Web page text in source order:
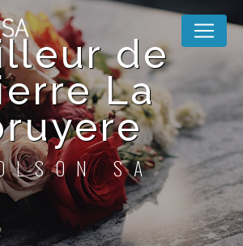
de
La
SA
des cookies